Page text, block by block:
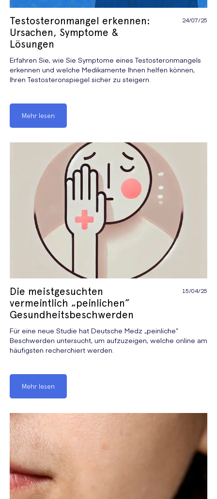
Testosteronmangel erkennen:
Ursachen, Symptome &
Lösungen
24/07/25
Erfahren Sie, wie Sie Symptome eines Testosteronmangels
erkennen und welche Medikamente Ihnen helfen können,
Ihren Testosteronspiegel sicher zu steigern.
Mehr lesen
Die meistgesuchten
vermeintlich „peinlichen”
Gesundheitsbeschwerden
15/04/25
Für eine neue Studie hat Deutsche Medz „peinliche”
Beschwerden untersucht, um aufzuzeigen, welche online am
häufigsten recherchiert werden.
Mehr lesen